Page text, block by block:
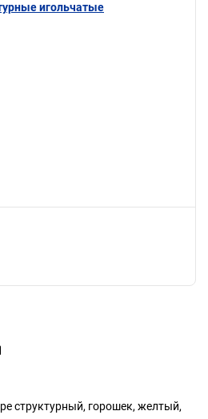
игольчатые
структурный, горошек, желтый,